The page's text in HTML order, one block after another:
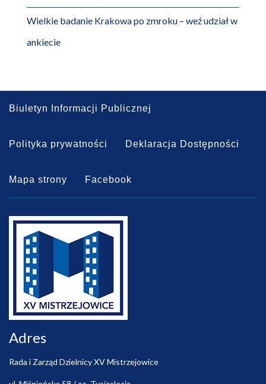
Wielkie badanie Krakowa po zmroku – weź udział w
ankiecie
Biuletyn Informacji Publicznej
Polityka prywatności Deklaracja Dostępności
Mapa strony Facebook
Adres
Rada i Zarząd Dzielnicy XV Mistrzejowice